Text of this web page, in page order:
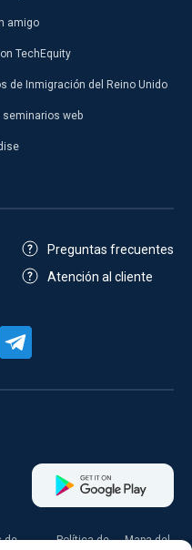
amigo
TechEquity
de Inmigración del Reino Unido
seminarios web
Preguntas frecuentes
Atención al cliente
de Política de Mapa del